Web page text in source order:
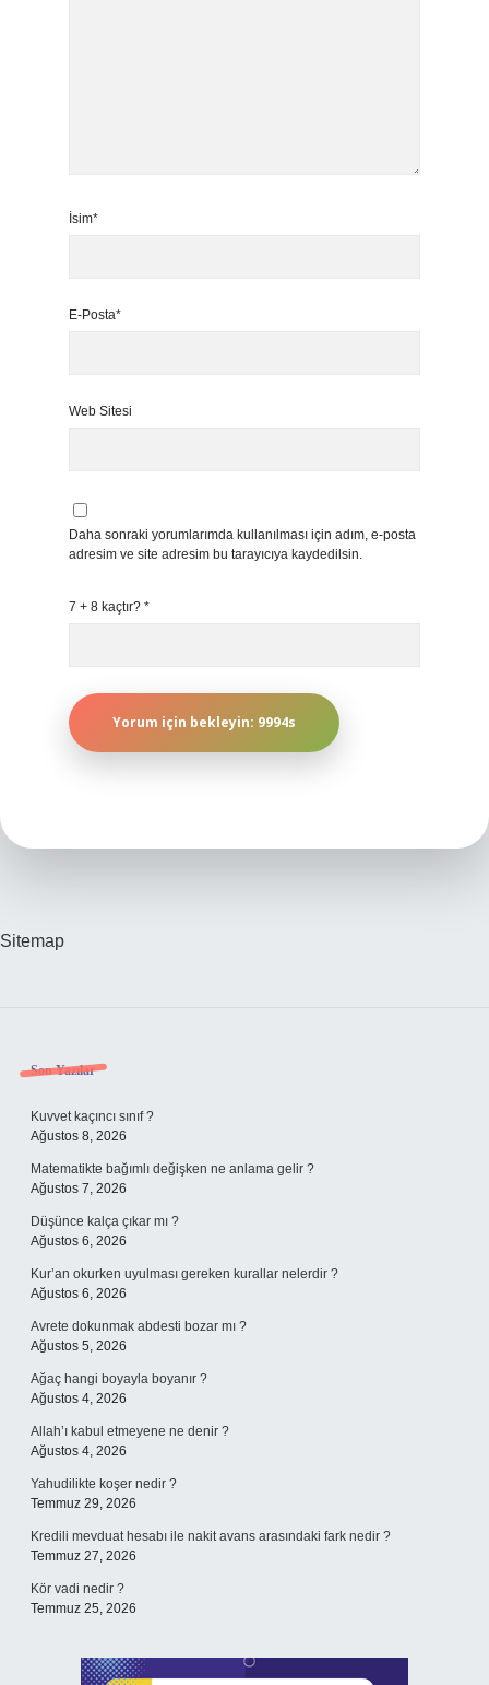
İsim*
E-Posta*
Web Sitesi
Daha sonraki yorumlarımda kullanılması için adım, e-posta
adresim ve site adresim bu tarayıcıya kaydedilsin.
7 + 8 kaçtır? *
Sitemap
Sidebar
Son Yazılar
Kuvvet kaçıncı sınıf ?
Ağustos 8, 2026
Matematikte bağımlı değişken ne anlama gelir ?
Ağustos 7, 2026
Düşünce kalça çıkar mı ?
Ağustos 6, 2026
Kur’an okurken uyulması gereken kurallar nelerdir ?
Ağustos 6, 2026
Avrete dokunmak abdesti bozar mı ?
Ağustos 5, 2026
Ağaç hangi boyayla boyanır ?
Ağustos 4, 2026
Allah’ı kabul etmeyene ne denir ?
Ağustos 4, 2026
Yahudilikte koşer nedir ?
Temmuz 29, 2026
Kredili mevduat hesabı ile nakit avans arasındaki fark nedir ?
Temmuz 27, 2026
Kör vadi nedir ?
Temmuz 25, 2026